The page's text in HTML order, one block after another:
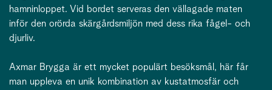
hamninloppet. Vid bordet serveras den vällagade maten
inför den orörda skärgårdsmiljön med dess rika fågel- och
djurliv.
Axmar Brygga är ett mycket populärt besöksmål, här får
man uppleva en unik kombination av kustatmosfär och